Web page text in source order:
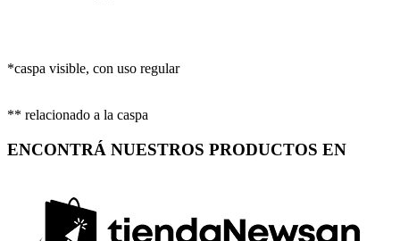
*caspa visible, con uso regular
** relacionado a la caspa
ENCONTRÁ NUESTROS PRODUCTOS EN